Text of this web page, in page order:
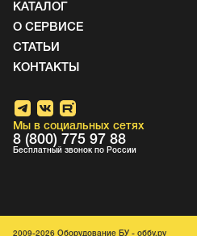
КАТАЛОГ
О СЕРВИСЕ
СТАТЬИ
КОНТАКТЫ
Мы в социальных сетях
8 (800) 775 97 88
Бесплатный звонок по России
2009-2026 Оборудование БУ - оббу.ру